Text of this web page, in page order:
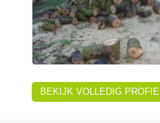
BEKIJK VOLLEDIG PROFIEL